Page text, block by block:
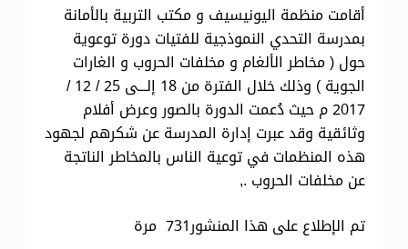
أقامت منظمة اليونيسيف و مكتب التربية بالأمانة
بمدرسة التحدي النموذجية للفتيات دورة توعوية
حول ( مخاطر الألغام و مخلفات الحروب و الغارات
الجوية ) وذلك خلال الفترة من 18 إلـــى 25 / 12 /
2017 م حيث دُعمت الدورة بالصور وعرض أفلام
وثائقية وقد عبرت إدارة المدرسة عن شكرهم لجهود
هذه المنظمات في توعية الناس بالمخاطر الناتجة
عن مخلفات الحروب .,
تم الإطلاع على هذا المنشور731 مرة